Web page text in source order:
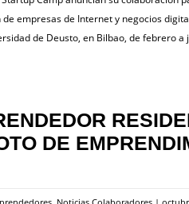
empresas de Internet y negocios
de Deusto, en Bilbao, de febrero a
DE